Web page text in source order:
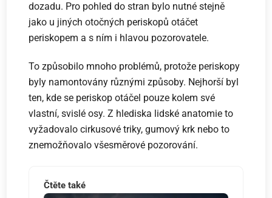
dozadu. Pro pohled do stran bylo nutné stejně
jako u jiných otočných periskopů otáčet
periskopem a s ním i hlavou pozorovatele.
To způsobilo mnoho problémů, protože periskopy
byly namontovány různými způsoby. Nejhorší byl
ten, kde se periskop otáčel pouze kolem své
vlastní, svislé osy. Z hlediska lidské anatomie to
vyžadovalo cirkusové triky, gumový krk nebo to
znemožňovalo všesměrové pozorování.
Čtěte také